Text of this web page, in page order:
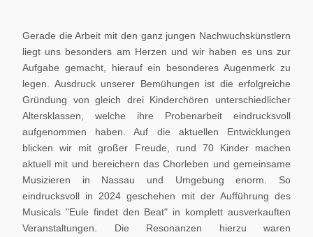
Gerade die Arbeit mit den ganz jungen Nachwuchskünstlern
liegt uns besonders am Herzen und wir haben es uns zur
Aufgabe gemacht, hierauf ein besonderes Augenmerk zu
legen. Ausdruck unserer Bemühungen ist die erfolgreiche
Gründung von gleich drei Kinderchören unterschiedlicher
Altersklassen, welche ihre Probenarbeit eindrucksvoll
aufgenommen haben. Auf die aktuellen Entwicklungen
blicken wir mit großer Freude, rund 70 Kinder machen
aktuell mit und bereichern das Chorleben und gemeinsame
Musizieren in Nassau und Umgebung enorm. So
eindrucksvoll in 2024 geschehen mit der Aufführung des
Musicals "Eule findet den Beat" in komplett ausverkauften
Veranstaltungen. Die Resonanzen hierzu waren